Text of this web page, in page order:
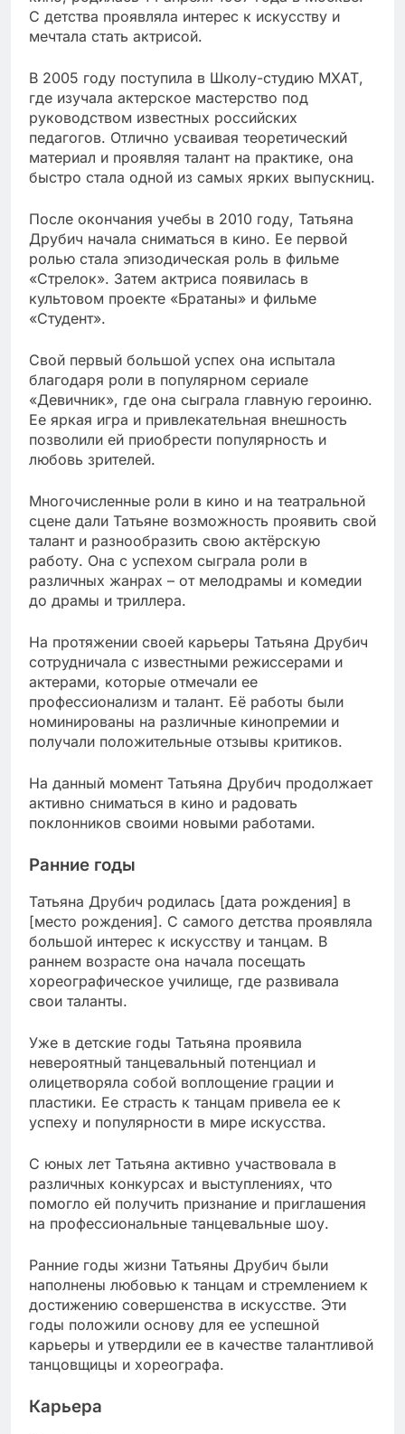
С детства проявляла интерес к искусству и
мечтала стать актрисой.
В 2005 году поступила в Школу-студию МХАТ,
где изучала актерское мастерство под
руководством известных российских
педагогов. Отлично усваивая теоретический
материал и проявляя талант на практике, она
быстро стала одной из самых ярких выпускниц.
После окончания учебы в 2010 году, Татьяна
Друбич начала сниматься в кино. Ее первой
ролью стала эпизодическая роль в фильме
«Стрелок». Затем актриса появилась в
культовом проекте «Братаны» и фильме
«Студент».
Свой первый большой успех она испытала
благодаря роли в популярном сериале
«Девичник», где она сыграла главную героиню.
Ее яркая игра и привлекательная внешность
позволили ей приобрести популярность и
любовь зрителей.
Многочисленные роли в кино и на театральной
сцене дали Татьяне возможность проявить свой
талант и разнообразить свою актёрскую
работу. Она с успехом сыграла роли в
различных жанрах – от мелодрамы и комедии
до драмы и триллера.
На протяжении своей карьеры Татьяна Друбич
сотрудничала с известными режиссерами и
актерами, которые отмечали ее
профессионализм и талант. Её работы были
номинированы на различные кинопремии и
получали положительные отзывы критиков.
На данный момент Татьяна Друбич продолжает
активно сниматься в кино и радовать
поклонников своими новыми работами.
Ранние годы
Татьяна Друбич родилась [дата рождения] в
[место рождения]. С самого детства проявляла
большой интерес к искусству и танцам. В
раннем возрасте она начала посещать
хореографическое училище, где развивала
свои таланты.
Уже в детские годы Татьяна проявила
невероятный танцевальный потенциал и
олицетворяла собой воплощение грации и
пластики. Ее страсть к танцам привела ее к
успеху и популярности в мире искусства.
С юных лет Татьяна активно участвовала в
различных конкурсах и выступлениях, что
помогло ей получить признание и приглашения
на профессиональные танцевальные шоу.
Ранние годы жизни Татьяны Друбич были
наполнены любовью к танцам и стремлением к
достижению совершенства в искусстве. Эти
годы положили основу для ее успешной
карьеры и утвердили ее в качестве талантливой
танцовщицы и хореографа.
Карьера